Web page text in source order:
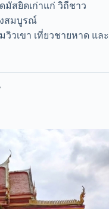
มัสยิดเก่าแก่ วิถีชาว
สมบูรณ์
วเขา เที่ยวชายหาด และ